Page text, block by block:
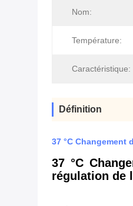
Nom:
Température:
Caractéristique:
Définition
37 °C Changement
37 °C
régulation de